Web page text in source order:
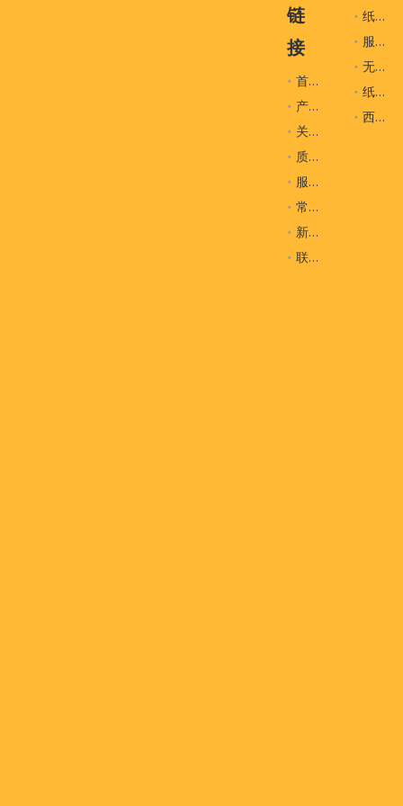
链
接
首页
产品
关于我们
质量控制
服务
常问问题
新闻
联系我们
纸袋
服装辅料
无纺布袋
纸盒
西装袋